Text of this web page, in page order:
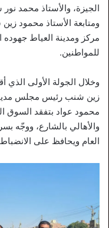
الجيزة، والأستاذ محمد
ومتابعة الأستاذ محمود
مركز ومدينة العياط جهوده
للمواطنين.
وخلال الجولة الأولى الذي
زين شنب رئيس مجلس
محمود عواد بتفقد السوق
والأهالي بالشارع، ووجّه
العام ويحافظ على